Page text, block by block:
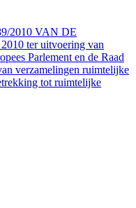
2010 VAN DE
ter uitvoering van
Parlement en de Raad
verzamelingen ruimtelijke
tot ruimtelijke